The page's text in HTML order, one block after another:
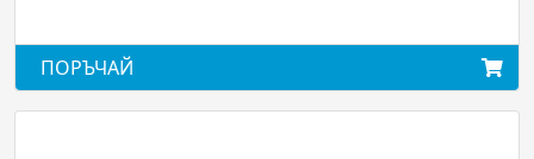
ПОРЪЧАЙ